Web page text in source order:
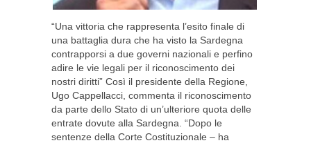
“Una vittoria che rappresenta l’esito finale di
una battaglia dura che ha visto la Sardegna
contrapporsi a due governi nazionali e perfino
adire le vie legali per il riconoscimento dei
nostri diritti” Così il presidente della Regione,
Ugo Cappellacci, commenta il riconoscimento
da parte dello Stato di un’ulteriore quota delle
entrate dovute alla Sardegna. “Dopo le
sentenze della Corte Costituzionale – ha